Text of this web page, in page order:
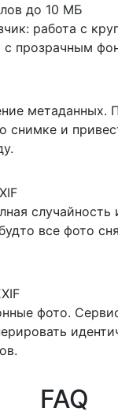
до 10 МБ
работа с
прозрачным
метаданных.
снимке и
случайность
все фото
фото.
FAQ